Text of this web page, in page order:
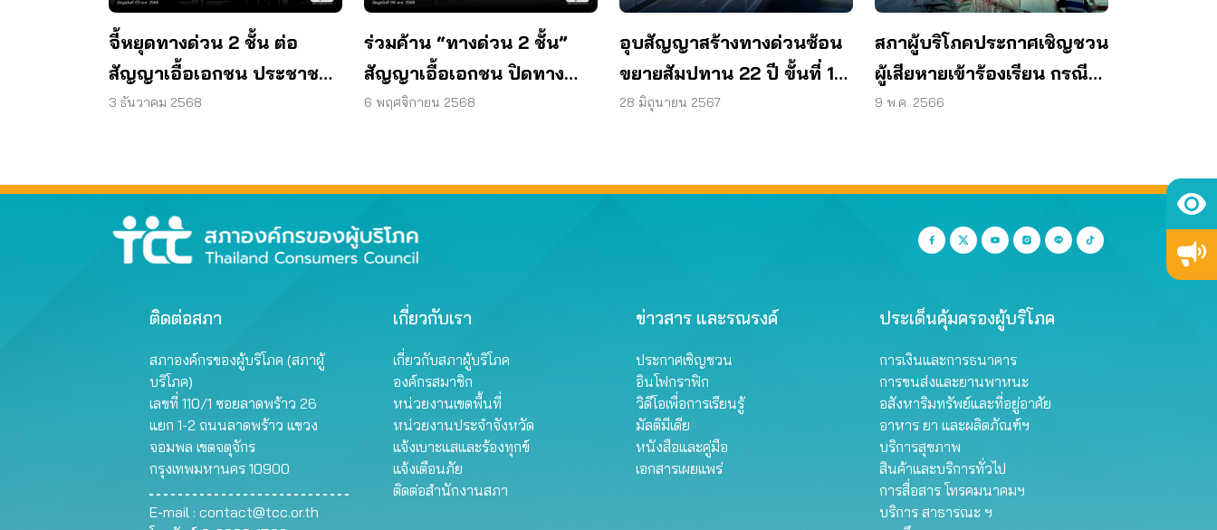
จี้หยุดทางด่วน 2 ชั้น ต่อ
สัญญาเอื้อเอกชน ประชาชน
กระทบหนัก
3 ธันวาคม 2568
ร่วมค้าน “ทางด่วน 2 ชั้น”
สัญญาเอื้อเอกชน ปิดทาง
พัฒนาระบบราง
6 พฤศจิกายน 2568
อุบสัญญาสร้างทางด่วนซ้อน
ขยายสัมปทาน 22 ปี ขั้นที่ 1
และ 2 ร้องอัยการสูงสุดหยุด
28 มิถุนายน 2567
สภาผู้บริโภคประกาศเชิญชวน
ผู้เสียหายเข้าร้องเรียน กรณี
คานปูนพระราม 2 ร่วงใส่
9 พ.ค. 2566
ติดต่อสภา
สภาองค์กรของผู้บริโภค (สภาผู้
บริโภค)
เลขที่ 110/1 ซอยลาดพร้าว 26
แยก 1-2 ถนนลาดพร้าว แขวง
จอมพล เขตจตุจักร
กรุงเทพมหานคร 10900
E-mail : contact@tcc.or.th
เกี่ยวกับเรา
เกี่ยวกับสภาผู้บริโภค
องค์กรสมาชิก
หน่วยงานเขตพื้นที่
หน่วยงานประจำจังหวัด
แจ้งเบาะแสและร้องทุกข์
แจ้งเตือนภัย
ติดต่อสำนักงานสภา
ข่าวสาร และรณรงค์
ประกาศเชิญชวน
อินโฟกราฟิก
วิดีโอเพื่อการเรียนรู้
มัลติมีเดีย
หนังสือและคู่มือ
เอกสารเผยแพร่
ประเด็นคุ้มครองผู้บริโภค
การเงินและการธนาคาร
การขนส่งและยานพาหนะ
อสังหาริมทรัพย์และที่อยู่อาศัย
อาหาร ยา และผลิตภัณฑ์ฯ
บริการสุขภาพ
สินค้าและบริการทั่วไป
การสื่อสาร โทรคมนาคมฯ
บริการ สาธารณะ ฯ